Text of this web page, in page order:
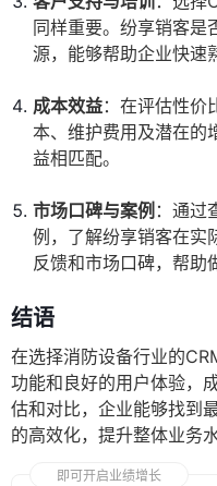
同样重要。纷享销客是
源，能够帮助企业快速
成本效益：在评估性价
本、维护费用及潜在的
益相匹配。
市场口碑与案例 ：通过
例，了解纷享销客在实
反馈和市场口碑，帮助
结语
在选择消防设备行业的
功能和良好的用户体验，
估和对比，企业能够找到
的高效化，提升整体业务水
即可开启业绩增长